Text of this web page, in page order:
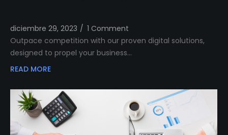
diciembre 29, 2023 / 1 Comment
Outpace competition with our proven digital solutions,
designed to propel your business…
READ MORE